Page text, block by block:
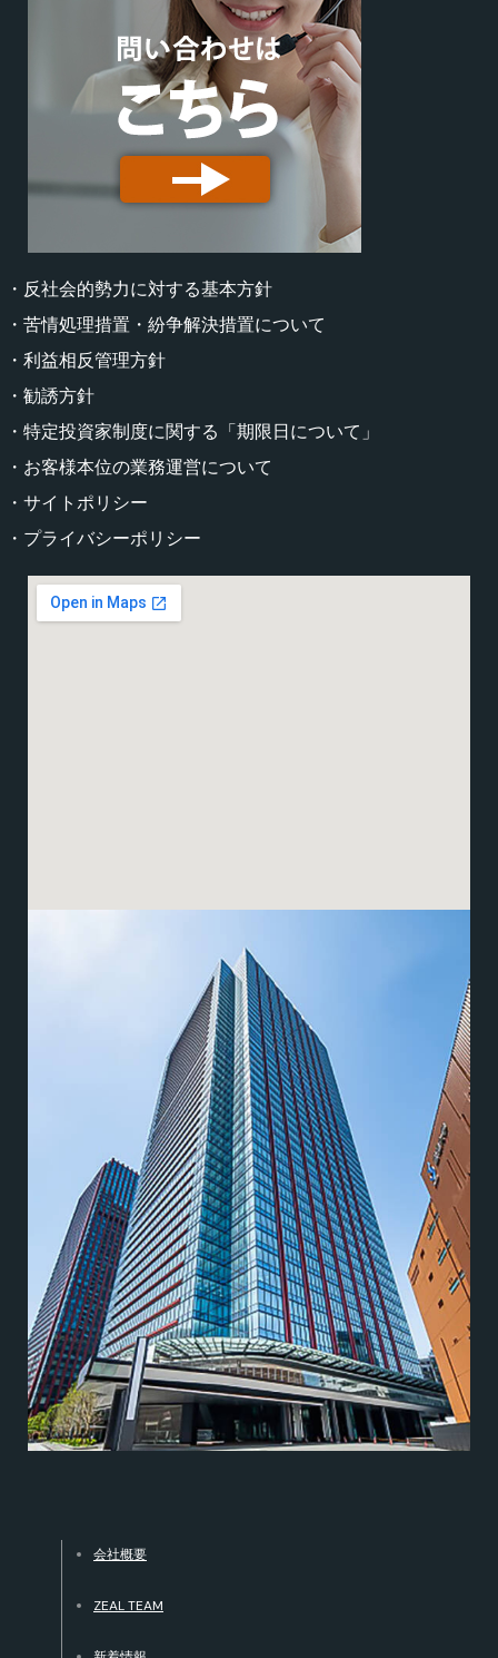
・反社会的勢力に対する基本方針
・苦情処理措置・紛争解決措置について
・利益相反管理方針
・勧誘方針
・特定投資家制度に関する「期限日について」
・お客様本位の業務運営について
・サイトポリシー
・プライバシーポリシー
会社概要
ZEAL TEAM